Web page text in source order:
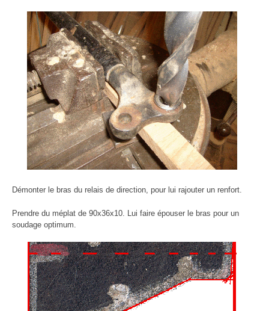
Démonter le bras du relais de direction, pour lui rajouter un renfort.
Prendre du méplat de 90x36x10. Lui faire épouser le bras pour un
soudage optimum.